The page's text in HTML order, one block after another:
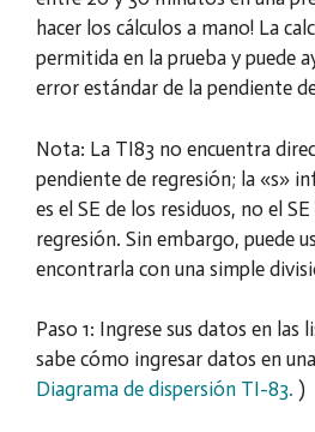
hacer los cálculos a mano! La
permitida en la prueba y puede
error estándar de la pendiente
Nota: La TI83 no encuentra
pendiente de regresión; la «s»
es el SE de los residuos, no el
regresión. Sin embargo, puede
encontrarla con una simple
Paso 1: Ingrese sus datos en las
sabe cómo ingresar datos en
Diagrama de dispersión TI-83. )